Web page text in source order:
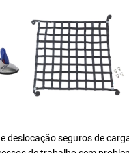
deslocação seguros de